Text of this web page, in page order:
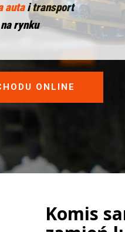
autai transport
rynku
ONLINE
Komis